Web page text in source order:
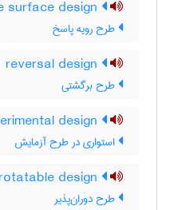
طرح رویه پاسخ
طرح برگشتی
استواری در طرح آزمایش
طرح دوَران‌پذیر